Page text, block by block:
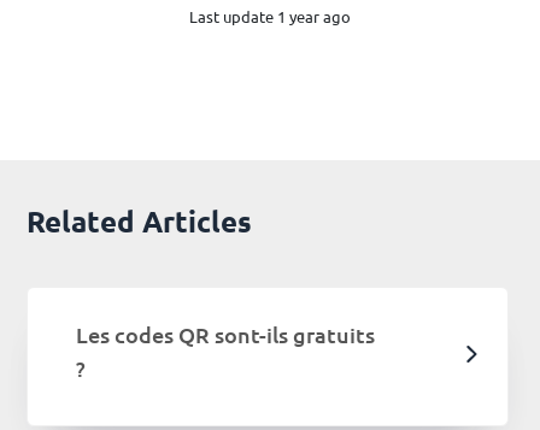
Last update 1 year ago
Related Articles
Les codes QR sont-ils gratuits
?